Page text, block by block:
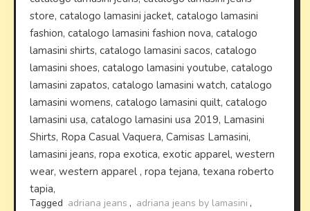
store, catalogo lamasini jacket, catalogo lamasini
fashion, catalogo lamasini fashion nova, catalogo
lamasini shirts, catalogo lamasini sacos, catalogo
lamasini shoes, catalogo lamasini youtube, catalogo
lamasini zapatos, catalogo lamasini watch, catalogo
lamasini womens, catalogo lamasini quilt, catalogo
lamasini usa, catalogo lamasini usa 2019, Lamasini
Shirts, Ropa Casual Vaquera, Camisas Lamasini,
lamasini jeans, ropa exotica, exotic apparel, western
wear, western apparel , ropa tejana, texana roberto
tapia,
Tagged adriana jeans , adriana jeans by lamasini ,